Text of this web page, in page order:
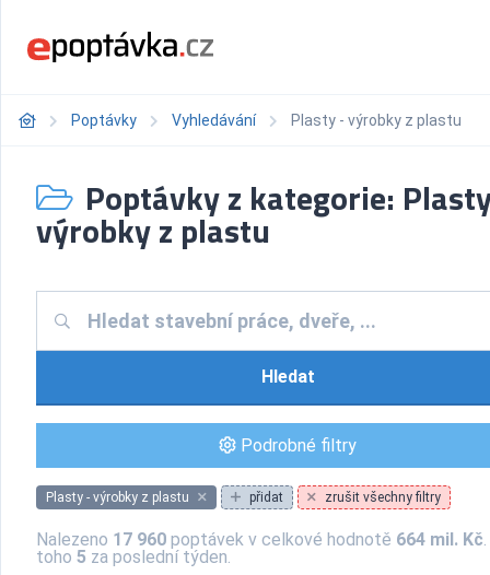
Poptávky Vyhledávání Plasty - výrobky z plastu
Poptávky z kategorie:
výrobky z plastu
Hledat
Podrobné filtry
Plasty - výrobky z plastu přidat zrušit všechny filtry
Nalezeno 17 960 poptávek v celkové hodnotě 664 mil. Kč
toho 5 za poslední týden.